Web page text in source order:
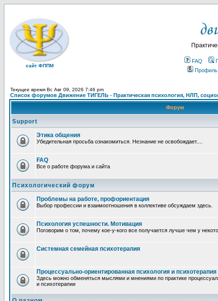
сайт ФППМ
FAQ
Профиль
Текущее время Вс Авг 09, 2026 7:46 pm
Список форумов Движение ТИГЕЛЬ - Практическая психология, НЛП,
Форум
Support
Этика общения
Убедительная просьба ознакомиться. Незнание не освобождает....
FAQ
Все о работе форума и сайта
Психологический форум
Проблемы на работе, профориентация
Выбор профессии и взаимоотношения в коллективе обсуждаем здесь.
Психология успешности. Мотивация
Поговорим о том, почему кое-у-кого все получается лучше чем у
Системная семейная психотерапия
Процессуально-ориентированная психология и психотерапия
Здесь можно обменяться мыслями и мнениями по практике
и психотерапии